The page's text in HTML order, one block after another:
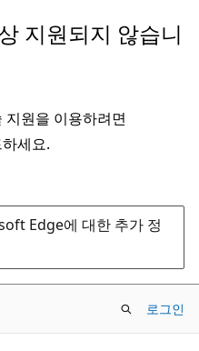
지원되지 않습니
지원을 이용하려면
세요.
Edge에 대한 추가 정
로그인